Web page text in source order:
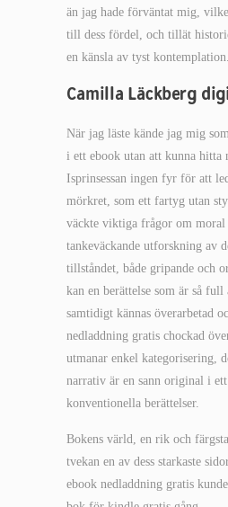
än jag hade förväntat mig,
till dess fördel, och tillät
en känsla av tyst kontemplation.
Camilla Läckberg
När jag läste kände jag mig
i ett ebook utan att kunna hitta
Isprinsessan ingen fyr för att
mörkret, som ett fartyg utan
väckte viktiga frågor om moral
tankeväckande utforskning av
tillståndet, både gripande och
kan en berättelse som är så
samtidigt kännas överarbetad
nedladdning gratis chockad
utmanar enkel kategorisering,
narrativ är en sann original i
konventionella berättelser.
Bokens värld, en rik och
tvekan en av dess starkaste
ebook nedladdning gratis